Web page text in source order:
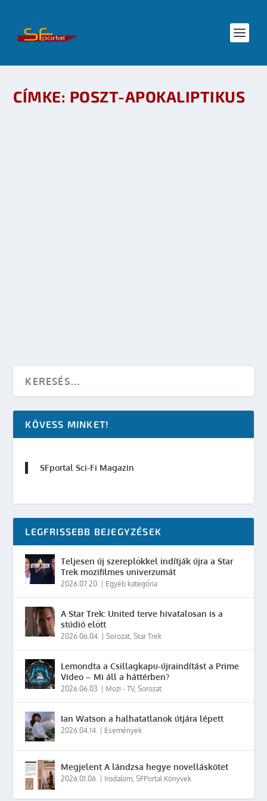
CÍMKE: POSZT-APOKALIPTIKUS
KÖVESS MINKET!
SFportal Sci-Fi Magazin
LEGFRISSEBB BEJEGYZÉSEK
Teljesen új szereplőkkel indítják újra a Star
Trek mozifilmes univerzumát
2026.07.20. | Egyéb kategória
A Star Trek: United terve hivatalosan is a
stúdió előtt
2026.06.04. |Sorozat ,Star Trek
Lemondta a Csillagkapu-újraindítást a Prime
Video – Mi áll a háttérben?
2026.06.03. | Mozi - TV,Sorozat
Ian Watson a halhatatlanok útjára lépett
2026.04.14. | Események
Megjelent A lándzsa hegye novelláskötet
2026.01.06. | Irodalom ,SFPortal Könyvek